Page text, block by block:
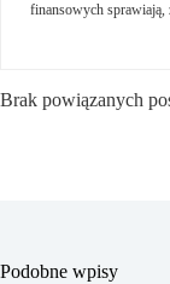
finansowych sprawiają,
Brak powiązanych
Podobne wpisy